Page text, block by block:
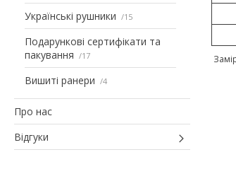
Українські рушники 15
Подарункові сертифікати та
пакування
17
Вишиті ранери 4
Про нас
Відгуки